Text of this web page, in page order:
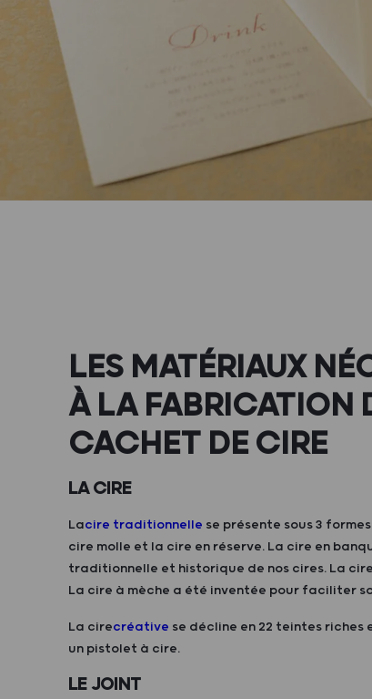
LES MATÉRIAUX
À LA FABRICATION
CACHET DE CIRE
LA CIRE
Lacire traditionnelle se présente sous 3
cire molle et la cire en réserve. La cire en
traditionnelle et historique de nos cires. La
La cire à mèche a été inventée pour faciliter
La cirecréative se décline en 22 teintes
un pistolet à cire.
LE JOINT